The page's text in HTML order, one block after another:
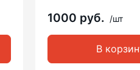
1000 руб. /шт
В